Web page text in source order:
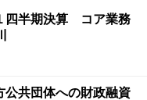
四半期決算 コア業務
共団体への財政融資